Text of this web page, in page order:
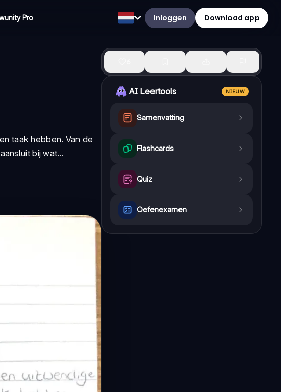
Pro Inloggen Download app
taak hebben. Van de
bij wat...
AI Leertools NIEUW
Samenvatting
Flashcards
Quiz
Oefenexamen